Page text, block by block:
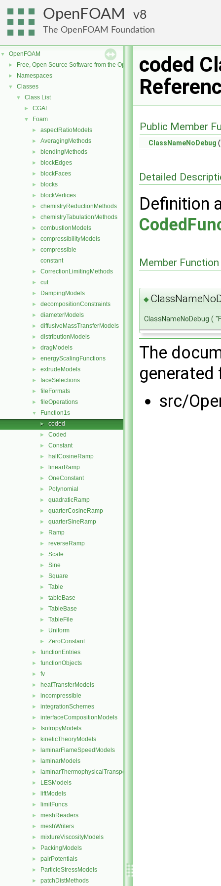
OpenFOAM 8
The OpenFOAM Foundation
▼ OpenFOAM
► Free, Open Source Software from the OpenFOAM Foundation
► Namespaces
▼ Classes
▼ Class List
► CGAL
▼ Foam
► aspectRatioModels
► AveragingMethods
► blendingMethods
► blockEdges
► blockFaces
► blocks
► blockVertices
► chemistryReductionMethods
► chemistryTabulationMethods
► combustionModels
► compressibilityModels
►
compressible
constant
► CorrectionLimitingMethods
► cut
► DampingModels
► decompositionConstraints
► diameterModels
► diffusiveMassTransferModels
► distributionModels
► dragModels
► energyScalingFunctions
► extrudeModels
► faceSelections
► fileFormats
► fileOperations
▼ Function1s
► coded
► Coded
► Constant
► halfCosineRamp
► linearRamp
► OneConstant
► Polynomial
► quadraticRamp
► quarterCosineRamp
► quarterSineRamp
► Ramp
► reverseRamp
► Scale
► Sine
► Square
► Table
► tableBase
► TableBase
► TableFile
► Uniform
► ZeroConstant
► functionEntries
► functionObjects
► fv
► heatTransferModels
► incompressible
► integrationSchemes
► interfaceCompositionModels
► IsotropyModels
► kineticTheoryModels
► laminarFlameSpeedModels
► laminarModels
► laminarThermophysicalTransportModels
► LESModels
► liftModels
► limitFuncs
► meshReaders
► meshWriters
► mixtureViscosityModels
► PackingModels
► pairPotentials
► ParticleStressModels
► patchDistMethods
coded
Public Member
ClassNameNoDebug
Detailed
Definition
Member
◆
ClassNameNoDebug (
The
src/